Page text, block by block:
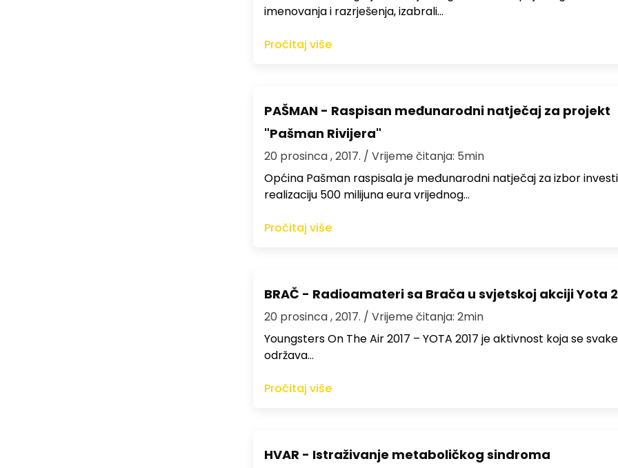
imenovanja i razrješenja, izabrali…
Pročitaj više
PAŠMAN - Raspisan međunarodni natječaj za projekt
"Pašman Rivijera"
20 prosinca , 2017. / Vrijeme čitanja: 5min
Općina Pašman raspisala je međunarodni natječaj za izbor
realizaciju 500 milijuna eura vrijednog…
Pročitaj više
BRAČ - Radioamateri sa Brača u svjetskoj akciji Yota
20 prosinca , 2017. / Vrijeme čitanja: 2min
Youngsters On The Air 2017 – YOTA 2017 je aktivnost koja se
održava…
Pročitaj više
HVAR - Istraživanje metaboličkog sindroma